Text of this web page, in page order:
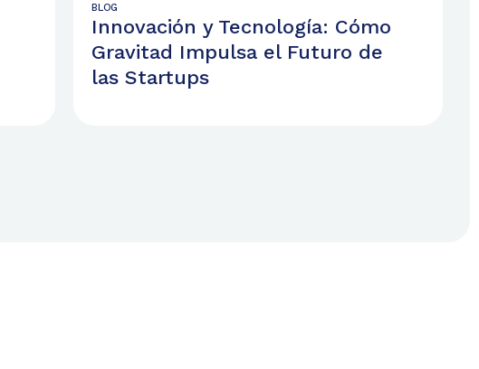
BLOG
Innovación y Tecnología: Cómo
Gravitad Impulsa el Futuro de
las Startups